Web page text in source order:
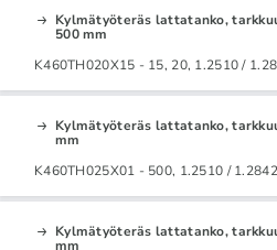
Kylmätyöteräs lattatanko,
500 mm
K460TH020X15 - 15, 20, 1.2510 /
Kylmätyöteräs lattatanko,
mm
K460TH025X01 - 500, 1.2510 /
Kylmätyöteräs lattatanko,
mm